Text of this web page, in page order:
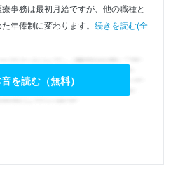
事務は最初月給ですが、他の職種と
年俸制に変わります。 続きを読む(全
を読む（無料）